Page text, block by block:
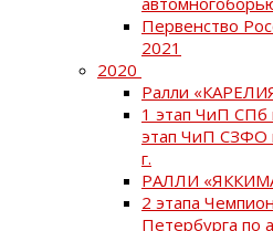
Первенство
2021
2020
Ралли
1 этап ЧиП СПб
этап ЧиП СЗФО
г.
РАЛЛИ
2 этапа
Петербурга по